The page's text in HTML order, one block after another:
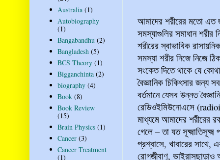
আমাদের শরীরের মতো এত
সমস্যাগুলির সমাধান
শরীরের স্বাভাবিক
সমস্যা শরীর নিজে নিজে
সংকেত দিতে থাকে যে
বৈজ্ঞানিক চিকিৎসার জন্য
বর্তমানে যেসব উন্নত
রেডিওইমিউনোএসে
মাধ্যমে আমাদের শরীরের
গেলে – তা যত
প্রশ্বাসে, খাবারের
রোগজীবাণু,
Australia (1)
Autobiography
(1)
Bangabandhu (2)
Bangladesh (5)
BCS Theory (1)
Bigganchinta (2)
biography (4)
Book (8)
Book Review
(15)
Brain Physics (1)
Cancer (3)
Cancer Treatment
(1)